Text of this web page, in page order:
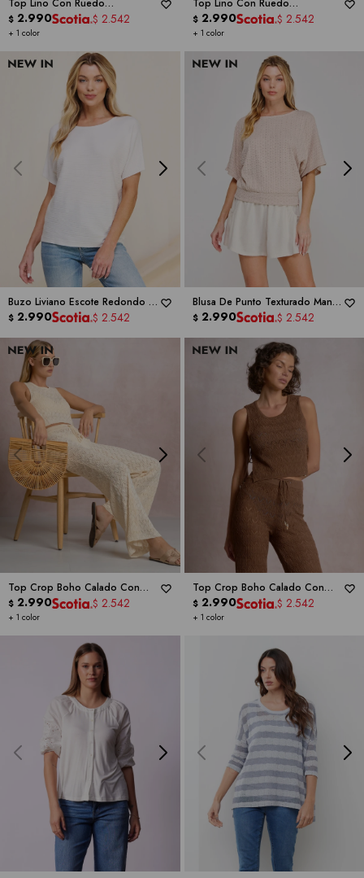
Top Lino Con Ruedo
Festoneado -ALLIE ROSE
+ 1 color
$ 2.990 $ 2.542
Top Lino Con Ruedo
Festoneado -ALLIE ROSE
+ 1 color
$ 2.990 $ 2.542
Buzo Liviano Escote Redondo Y
Manga Caída -ALLIE ROSE
$ 2.990 $ 2.542
Blusa De Punto Texturado Manga
Mariposa -ALLIE ROSE
$ 2.990 $ 2.542
Top Crop Boho Calado Con
Lazos Laterales -ELAN
+ 1 color
$ 2.990 $ 2.542
Top Crop Boho Calado Con
Lazos Laterales -ELAN
+ 1 color
$ 2.990 $ 2.542